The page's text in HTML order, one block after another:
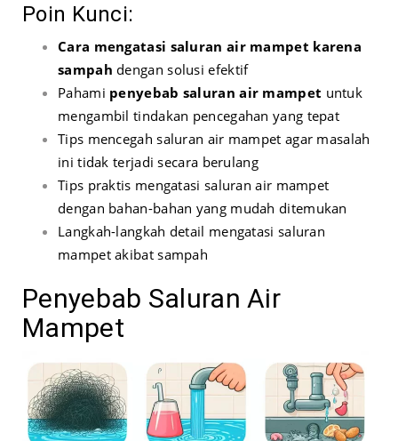
Poin Kunci:
Cara mengatasi saluran air mampet karena
sampah dengan solusi efektif
Pahami penyebab saluran air mampet untuk
mengambil tindakan pencegahan yang tepat
Tips mencegah saluran air mampet agar masalah
ini tidak terjadi secara berulang
Tips praktis mengatasi saluran air mampet
dengan bahan-bahan yang mudah ditemukan
Langkah-langkah detail mengatasi saluran
mampet akibat sampah
Penyebab Saluran Air
Mampet